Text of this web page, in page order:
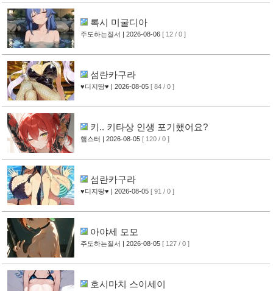
록시 미굴디아
주도하는질서 | 2026-08-06 [ 12 / 0 ]
섬란카구라
♥디지땅♥ | 2026-08-05 [ 84 / 0 ]
키.. 키타상 인생 포기했어요?
햄스터 | 2026-08-05 [ 120 / 0 ]
섬란카구라
♥디지땅♥ | 2026-08-05 [ 91 / 0 ]
아야세 모모
주도하는질서 | 2026-08-05 [ 127 / 0 ]
호시마치 스이세이